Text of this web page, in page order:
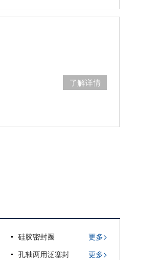
了解详情
硅胶密封圈 更多>
孔轴两用泛塞封 更多>